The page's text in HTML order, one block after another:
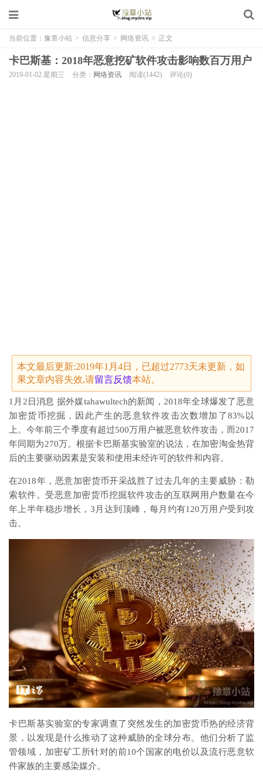
当前位置： 豫章小站 > 信息分享 > 网络资讯 > 正文
卡巴斯基：2018年恶意挖矿软件攻击影响数百万用户
2019-01-02 星期三 分类： 网络资讯 阅读(1442) 评论(0)
本文最后更新:2019年1月4日，已超过2773天未更新，如
果文章内容失效,请留言反馈本站。
1月2日消息 据外媒tahawultech的新闻，2018年全球爆发了恶意
加密货币挖掘，因此产生的恶意软件攻击次数增加了83%以
上。今年前三个季度有超过500万用户被恶意软件攻击，而2017
年同期为270万。根据卡巴斯基实验室的说法，在加密淘金热背
后的主要驱动因素是安装和使用未经许可的软件和内容。
在2018年，恶意加密货币开采战胜了过去几年的主要威胁：勒
索软件。受恶意加密货币挖掘软件攻击的互联网用户数量在今
年上半年稳步增长，3月达到顶峰，每月约有120万用户受到攻
击。
卡巴斯基实验室的专家调查了突然发生的加密货币热的经济背
景，以发现是什么推动了这种威胁的全球分布。他们分析了监
管领域，加密矿工所针对的前10个国家的电价以及流行恶意软
件家族的主要感染媒介。